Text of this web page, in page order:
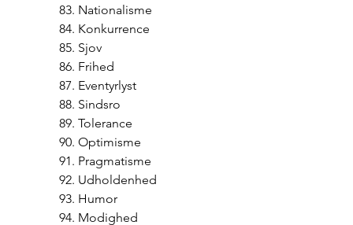
83. Nationalisme
84. Konkurrence
85. Sjov
86. Frihed
87. Eventyrlyst
88. Sindsro
89. Tolerance
90. Optimisme
91. Pragmatisme
92. Udholdenhed
93. Humor
94. Modighed